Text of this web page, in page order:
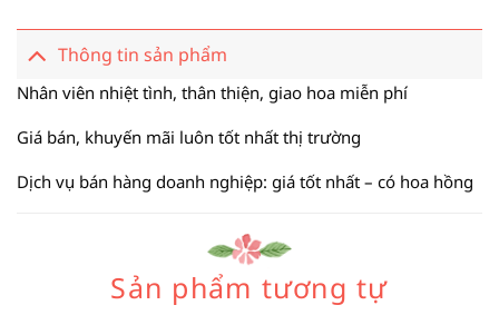
Thông tin sản phẩm
Nhân viên nhiệt tình, thân thiện, giao hoa miễn phí
Giá bán, khuyến mãi luôn tốt nhất thị trường
Dịch vụ bán hàng doanh nghiệp: giá tốt nhất – có hoa hồng
Sản phẩm tương tự